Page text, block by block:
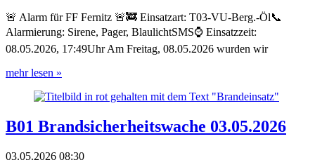
🚨 Alarm für FF Fernitz 🚨🚒 Einsatzart: T03-VU-Berg.-Öl📞
Alarmierung: Sirene, Pager, BlaulichtSMS⌚ Einsatzzeit:
08.05.2026, 17:49Uhr Am Freitag, 08.05.2026 wurden wir
mehr lesen »
B01 Brandsicherheitswache 03.05.2026
03.05.2026 08:30